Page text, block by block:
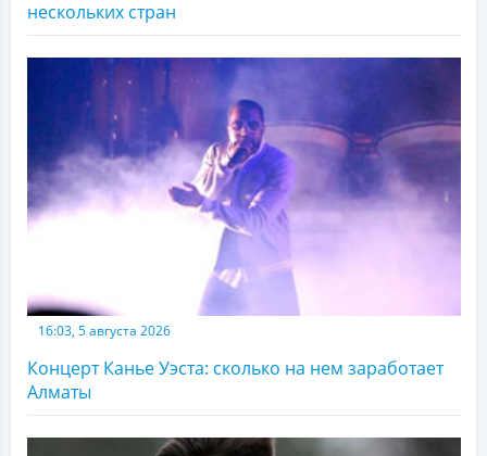
нескольких стран
16:03, 5 августа 2026
Концерт Канье Уэста: сколько на нем заработает
Алматы